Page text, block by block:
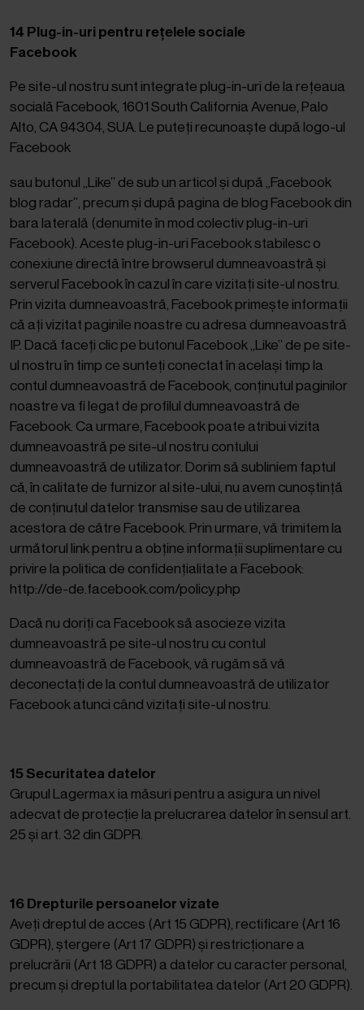
14 Plug-in-uri pentru rețelele sociale
Facebook
Pe site-ul nostru sunt integrate plug-in-uri de la rețeaua
socială Facebook, 1601 South California Avenue, Palo
Alto, CA 94304, SUA. Le puteți recunoaște după logo-ul
Facebook
sau butonul „Like” de sub un articol și după „Facebook
blog radar”, precum și după pagina de blog Facebook din
bara laterală (denumite în mod colectiv plug-in-uri
Facebook). Aceste plug-in-uri Facebook stabilesc o
conexiune directă între browserul dumneavoastră și
serverul Facebook în cazul în care vizitați site-ul nostru.
Prin vizita dumneavoastră, Facebook primește informații
că ați vizitat paginile noastre cu adresa dumneavoastră
IP. Dacă faceți clic pe butonul Facebook „Like” de pe site-
ul nostru în timp ce sunteți conectat în același timp la
contul dumneavoastră de Facebook, conținutul paginilor
noastre va fi legat de profilul dumneavoastră de
Facebook. Ca urmare, Facebook poate atribui vizita
dumneavoastră pe site-ul nostru contului
dumneavoastră de utilizator. Dorim să subliniem faptul
că, în calitate de furnizor al site-ului, nu avem cunoștință
de conținutul datelor transmise sau de utilizarea
acestora de către Facebook. Prin urmare, vă trimitem la
următorul link pentru a obține informații suplimentare cu
privire la politica de confidențialitate a Facebook:
http://de-de.facebook.com/policy.php
Dacă nu doriți ca Facebook să asocieze vizita
dumneavoastră pe site-ul nostru cu contul
dumneavoastră de Facebook, vă rugăm să vă
deconectați de la contul dumneavoastră de utilizator
Facebook atunci când vizitați site-ul nostru.
15 Securitatea datelor
Grupul Lagermax ia măsuri pentru a asigura un nivel
adecvat de protecție la prelucrarea datelor în sensul art.
25 și art. 32 din GDPR.
16 Drepturile persoanelor vizate
Aveți dreptul de acces (Art 15 GDPR), rectificare (Art 16
GDPR), ștergere (Art 17 GDPR) și restricționare a
prelucrării (Art 18 GDPR) a datelor cu caracter personal,
precum și dreptul la portabilitatea datelor (Art 20 GDPR).